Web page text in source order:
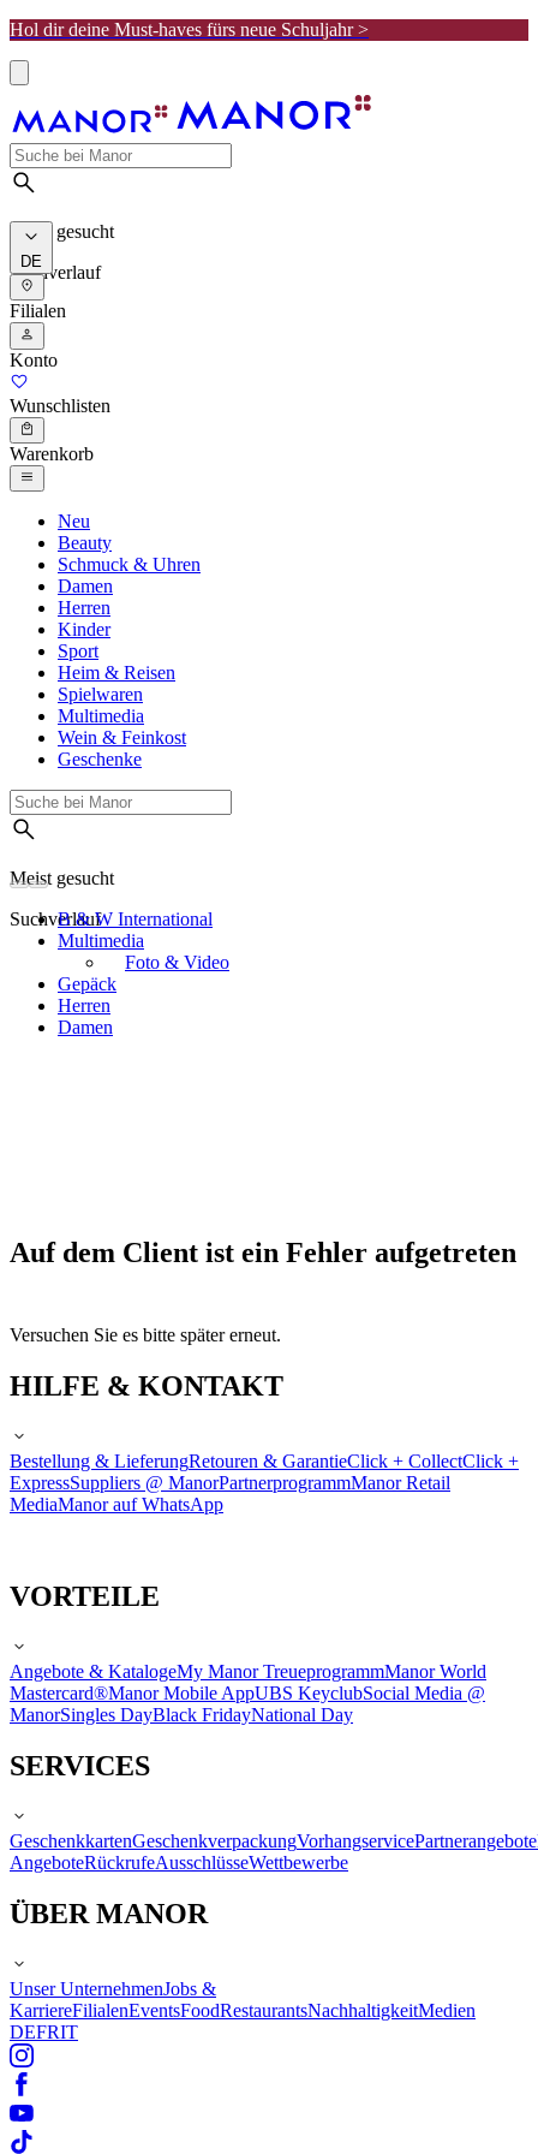
Hol dir deine Must-haves fürs neue Schuljahr >
Meist gesucht
Suchverlauf
DE
Filialen
Konto
Wunschlisten
Warenkorb
Neu
Beauty
Schmuck & Uhren
Damen
Herren
Kinder
Sport
Heim & Reisen
Spielwaren
Multimedia
Wein & Feinkost
Geschenke
Meist gesucht
SuchverlaufB & W International
Multimedia
Foto & Video
Gepäck
Herren
Damen
Auf dem Client ist ein Fehler aufgetreten
Versuchen Sie es bitte später erneut.
HILFE & KONTAKT
Bestellung & LieferungRetouren & GarantieClick + CollectClick +
ExpressSuppliers @ ManorPartnerprogrammManor Retail
MediaManor auf WhatsApp
VORTEILE
Angebote & KatalogeMy Manor TreueprogrammManor World
Mastercard®Manor Mobile AppUBS KeyclubSocial Media @
ManorSingles DayBlack FridayNational Day
SERVICES
GeschenkkartenGeschenkverpackungVorhangservicePartnerangebote
AngeboteRückrufeAusschlüsseWettbewerbe
ÜBER MANOR
Unser UnternehmenJobs &
KarriereFilialenEventsFoodRestaurantsNachhaltigkeitMedien
DEFRIT